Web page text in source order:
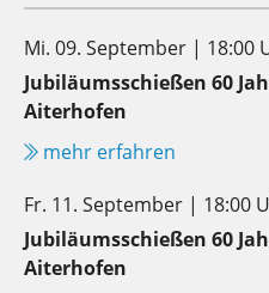
Mi. 09. September | 18:00
Jubiläumsschießen 60
Aiterhofen
mehr erfahren
Fr. 11. September | 18:00
Jubiläumsschießen 60
Aiterhofen